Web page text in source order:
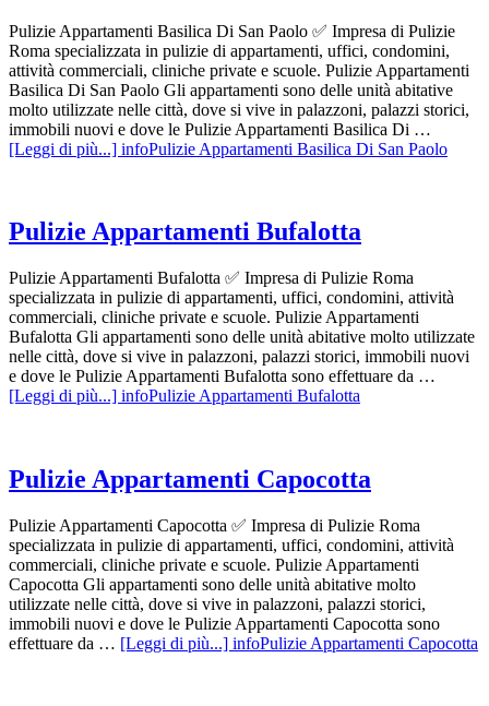
Pulizie Appartamenti Basilica Di San Paolo ✅ Impresa di Pulizie
Roma specializzata in pulizie di appartamenti, uffici, condomini,
attività commerciali, cliniche private e scuole. Pulizie Appartamenti
Basilica Di San Paolo Gli appartamenti sono delle unità abitative
molto utilizzate nelle città, dove si vive in palazzoni, palazzi storici,
immobili nuovi e dove le Pulizie Appartamenti Basilica Di …
[Leggi di più...] infoPulizie Appartamenti Basilica Di San Paolo
Pulizie Appartamenti Bufalotta
Pulizie Appartamenti Bufalotta ✅ Impresa di Pulizie Roma
specializzata in pulizie di appartamenti, uffici, condomini, attività
commerciali, cliniche private e scuole. Pulizie Appartamenti
Bufalotta Gli appartamenti sono delle unità abitative molto utilizzate
nelle città, dove si vive in palazzoni, palazzi storici, immobili nuovi
e dove le Pulizie Appartamenti Bufalotta sono effettuare da …
[Leggi di più...] infoPulizie Appartamenti Bufalotta
Pulizie Appartamenti Capocotta
Pulizie Appartamenti Capocotta ✅ Impresa di Pulizie Roma
specializzata in pulizie di appartamenti, uffici, condomini, attività
commerciali, cliniche private e scuole. Pulizie Appartamenti
Capocotta Gli appartamenti sono delle unità abitative molto
utilizzate nelle città, dove si vive in palazzoni, palazzi storici,
immobili nuovi e dove le Pulizie Appartamenti Capocotta sono
effettuare da … [Leggi di più...] infoPulizie Appartamenti Capocotta